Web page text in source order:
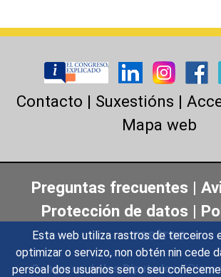
Esta web utiliza rastros de terceiros
optimizar o servizo, non obtén nin cede
persoal dos usuarios sen o seu
Contacto | Suxestións |
Mapa web
Preguntas frecuentes |
Protección de datos |
rastros
Congreso de los Diputados- Plaza